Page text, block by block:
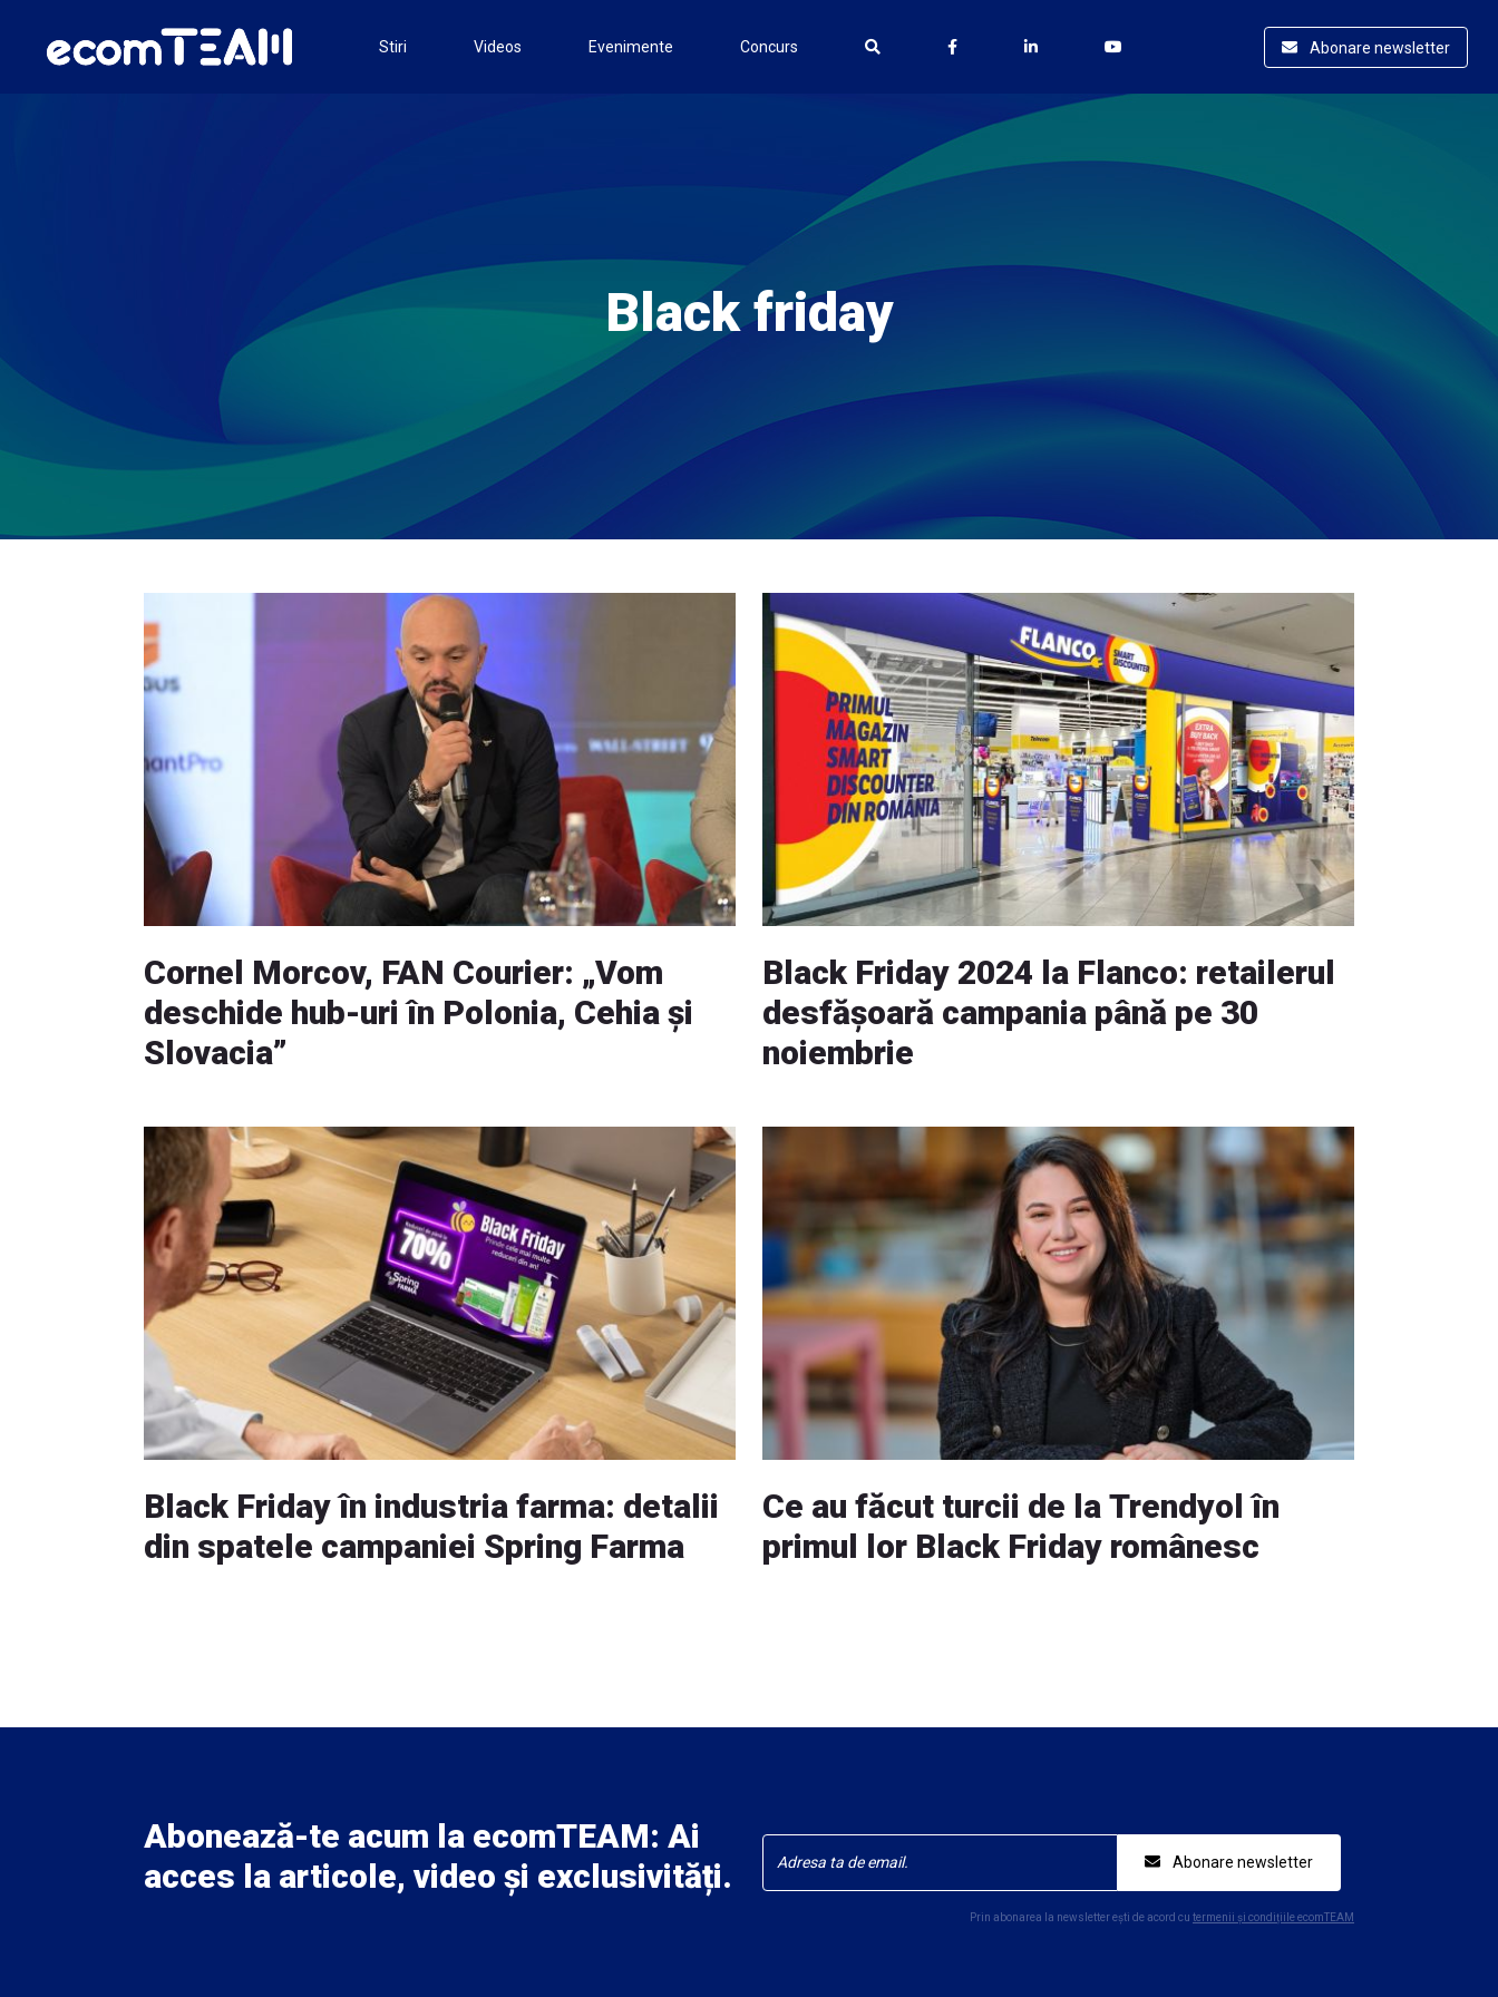
Stiri Videos Evenimente Concurs Abonare newsletter
Black friday
Cornel Morcov, FAN Courier: „Vom
deschide hub-uri în Polonia, Cehia și
Slovacia”
Black Friday 2024 la Flanco: retailerul
desfășoară campania până pe 30
noiembrie
Black Friday în industria farma: detalii
din spatele campaniei Spring Farma
Ce au făcut turcii de la Trendyol în
primul lor Black Friday românesc
Abonează-te acum la ecomTEAM: Ai
acces la articole, video și exclusivități.
Abonare newsletter
Prin abonarea la newsletter ești de acord cu termenii și condițiile ecomTEAM